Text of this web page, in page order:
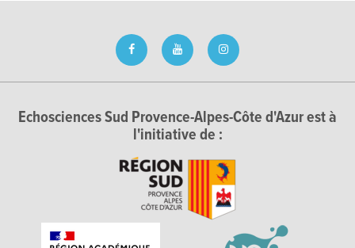
Echosciences Sud Provence-Alpes-Côte d'Azur est à
l'initiative de :